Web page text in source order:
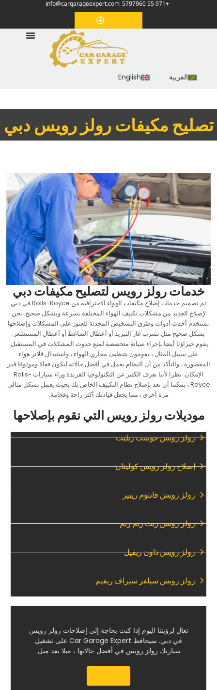
+971 55 5797960
info@cargarageexpert.com
‏موعد‏
العربية English
‏تصليح مكيفات رولز رويس دبي‏
‏موديلات رولز رويس التي نقوم بإصلاحها‏
‏رولز رويس جوست ريليت‏
‏إصلاح رولز رويس كولينان‏
‏رولز رويس فانتوم ريبير‏
‏رولز رويس ريث ريم ريم‏
‏رولز رويس داون ريفيل‏
‏رولز رويس سيلفر سيراف ريفيم‏
‏تعال لرؤيتنا اليوم إذا كنت بحاجة إلى إصلاحات رولز رويس
في دبي. سيحافظ Car Garage Expert على تشغيل
سيارتك رولز رويس في أفضل حالاتها ، ميلا بعد ميل.‏
‏خدمات رولز رويس لتصليح مكيفات دبي‏
‏تم تصميم خدمات إصلاح مكيفات الهواء الاحترافية من Rolls-Royce في دبي
لإصلاح العديد من مشكلات تكييف الهواء المختلفة بسرعة وبشكل صحيح. نحن
نستخدم أحدث أدوات وطرق التشخيص المحدثة للعثور على المشكلات وإصلاحها
بشكل صحيح مثل تسرب غاز التبريد أو أعطال الضاغط أو أعطال المستشعر.
يقوم خبراؤنا أيضا بإجراء صيانة متخصصة لمنع حدوث المشكلات في المستقبل.
على سبيل المثال ، يقومون بتنظيف مجاري الهواء ، واستبدال فلاتر هواء
المقصورة ، والتأكد من أن النظام يعمل في أفضل حالاته ليكون فعالا وموثوقا قدر
الإمكان. نظرا لأننا نعرف الكثير عن التكنولوجيا الفريدة وراء سيارات Rolls-
Royce ، يمكننا أن نعد بإصلاح نظام التكييف الخاص بك بحيث يعمل بشكل مثالي
مرة أخرى ، مما يجعل قيادتك أكثر راحة وفخامة.‏